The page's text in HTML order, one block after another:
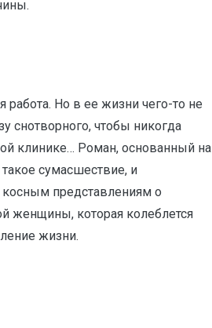
работа. Но в ее жизни чего-то не
снотворного, чтобы никогда
клинике… Роман, основанный на
сумасшествие, и
косным представлениям о
женщины, которая колеблется
жизни.